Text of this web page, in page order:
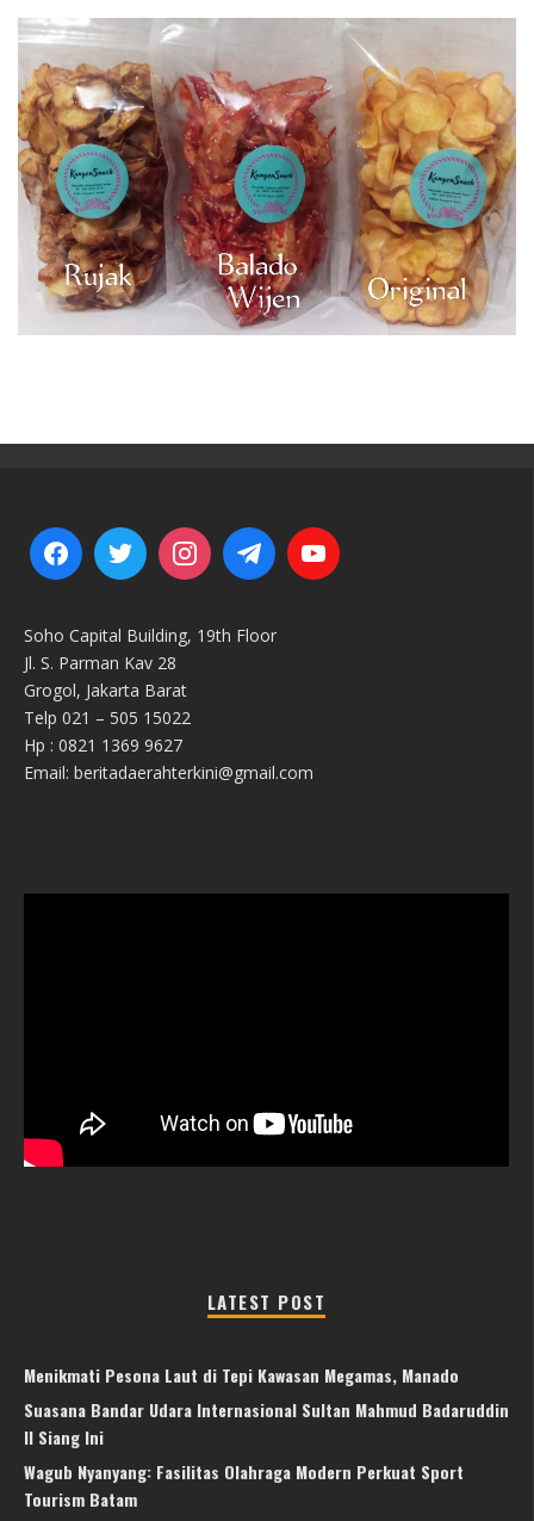
Soho Capital Building, 19th Floor
Jl. S. Parman Kav 28
Grogol, Jakarta Barat
Telp 021 – 505 15022
Hp : 0821 1369 9627
Email: beritadaerahterkini@gmail.com
LATEST POST
Menikmati Pesona Laut di Tepi Kawasan Megamas, Manado
Suasana Bandar Udara Internasional Sultan Mahmud Badaruddin
II Siang Ini
Wagub Nyanyang: Fasilitas Olahraga Modern Perkuat Sport
Tourism Batam